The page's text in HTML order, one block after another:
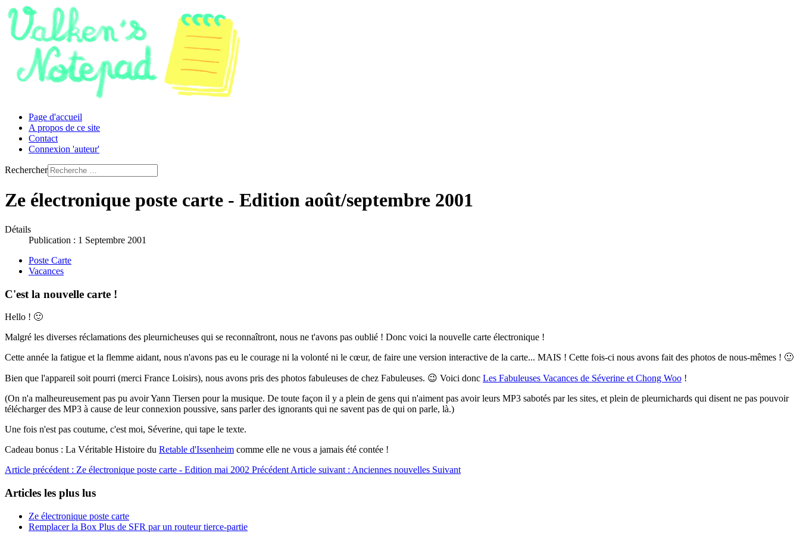
Page d'accueil
A propos de ce site
Contact
Connexion 'auteur'
Rechercher
Ze électronique poste carte - Edition août/septembre 2001
Détails
Publication : 1 Septembre 2001
Poste Carte
Vacances
C'est la nouvelle carte !
Hello ! 🙂
Malgré les diverses réclamations des pleurnicheuses qui se reconnaîtront, nous ne t'avons pas oublié ! Donc voici la nouvelle carte électronique !
Cette année la fatigue et la flemme aidant, nous n'avons pas eu le courage ni la volonté ni le cœur, de faire une version interactive de la carte... MAIS ! Cette fois-ci nous avons fait des photos de nous-mêmes ! 🙂
Bien que l'appareil soit pourri (merci France Loisirs), nous avons pris des photos fabuleuses de chez Fabuleuses. 😉 Voici donc Les Fabuleuses Vacances de Séverine et Chong Woo !
(On n'a malheureusement pas pu avoir Yann Tiersen pour la musique. De toute façon il y a plein de gens qui n'aiment pas avoir leurs MP3 sabotés par les sites, et plein de pleurnichards qui disent ne pas pouvoir
télécharger des MP3 à cause de leur connexion poussive, sans parler des ignorants qui ne savent pas de qui on parle, là.)
Une fois n'est pas coutume, c'est moi, Séverine, qui tape le texte.
Cadeau bonus : La Véritable Histoire du Retable d'Issenheim comme elle ne vous a jamais été contée !
Article précédent : Ze électronique poste carte - Edition mai 2002 Précédent Article suivant : Anciennes nouvelles Suivant
Articles les plus lus
Ze électronique poste carte
Remplacer la Box Plus de SFR par un routeur tierce-partie